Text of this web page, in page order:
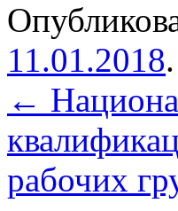
11.01.2018.
←
рабочих